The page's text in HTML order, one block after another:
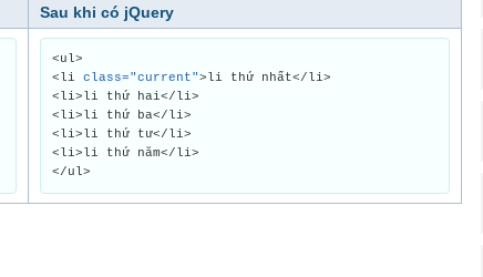
Sau khi có jQuery
<ul>
<li class="current">li thứ nhất</li>
<li>li thứ hai</li>
<li>li thứ ba</li>
<li>li thứ tư</li>
<li>li thứ năm</li>
</ul>